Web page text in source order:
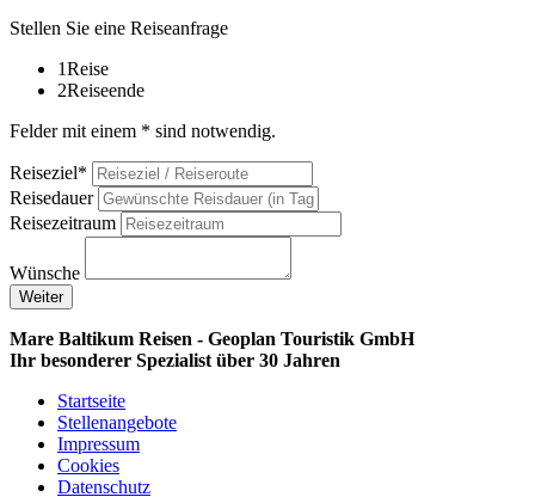
Stellen Sie eine Reiseanfrage
1Reise
2Reiseende
Felder mit einem * sind notwendig.
Reiseziel*
Reisedauer
Reisezeitraum
Wünsche
Weiter
Mare Baltikum Reisen - Geoplan Touristik GmbH
Ihr besonderer Spezialist über 30 Jahren
Startseite
Stellenangebote
Impressum
Cookies
Datenschutz